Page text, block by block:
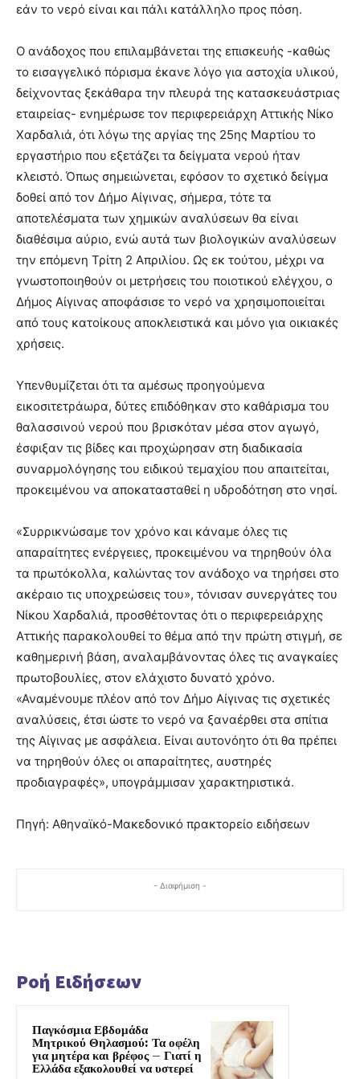
εάν το νερό είναι και πάλι κατάλληλο προς πόση.
Ο ανάδοχος που επιλαμβάνεται της επισκευής -καθώς
το εισαγγελικό πόρισμα έκανε λόγο για αστοχία υλικού,
δείχνοντας ξεκάθαρα την πλευρά της κατασκευάστριας
εταιρείας- ενημέρωσε τον περιφερειάρχη Αττικής Νίκο
Χαρδαλιά, ότι λόγω της αργίας της 25ης Μαρτίου το
εργαστήριο που εξετάζει τα δείγματα νερού ήταν
κλειστό. Όπως σημειώνεται, εφόσον το σχετικό δείγμα
δοθεί από τον Δήμο Αίγινας, σήμερα, τότε τα
αποτελέσματα των χημικών αναλύσεων θα είναι
διαθέσιμα αύριο, ενώ αυτά των βιολογικών αναλύσεων
την επόμενη Τρίτη 2 Απριλίου. Ως εκ τούτου, μέχρι να
γνωστοποιηθούν οι μετρήσεις του ποιοτικού ελέγχου, ο
Δήμος Αίγινας αποφάσισε το νερό να χρησιμοποιείται
από τους κατοίκους αποκλειστικά και μόνο για οικιακές
χρήσεις.
Υπενθυμίζεται ότι τα αμέσως προηγούμενα
εικοσιτετράωρα, δύτες επιδόθηκαν στο καθάρισμα του
θαλασσινού νερού που βρισκόταν μέσα στον αγωγό,
έσφιξαν τις βίδες και προχώρησαν στη διαδικασία
συναρμολόγησης του ειδικού τεμαχίου που απαιτείται,
προκειμένου να αποκατασταθεί η υδροδότηση στο νησί.
«Συρρικνώσαμε τον χρόνο και κάναμε όλες τις
απαραίτητες ενέργειες, προκειμένου να τηρηθούν όλα
τα πρωτόκολλα, καλώντας τον ανάδοχο να τηρήσει στο
ακέραιο τις υποχρεώσεις του», τόνισαν συνεργάτες του
Νίκου Χαρδαλιά, προσθέτοντας ότι ο περιφερειάρχης
Αττικής παρακολουθεί το θέμα από την πρώτη στιγμή, σε
καθημερινή βάση, αναλαμβάνοντας όλες τις αναγκαίες
πρωτοβουλίες, στον ελάχιστο δυνατό χρόνο.
«Αναμένουμε πλέον από τον Δήμο Αίγινας τις σχετικές
αναλύσεις, έτσι ώστε το νερό να ξαναέρθει στα σπίτια
της Αίγινας με ασφάλεια. Είναι αυτονόητο ότι θα πρέπει
να τηρηθούν όλες οι απαραίτητες, αυστηρές
προδιαγραφές», υπογράμμισαν χαρακτηριστικά.
Πηγή: Αθηναϊκό-Μακεδονικό πρακτορείο ειδήσεων
- Διαφήμιση -
Ροή Ειδήσεων
Παγκόσμια Εβδομάδα
Μητρικού Θηλασμού: Τα οφέλη
για μητέρα και βρέφος – Γιατί η
Ελλάδα εξακολουθεί να υστερεί